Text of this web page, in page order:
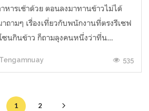
หารเช้าด้วย ตอนลงมาทานข้าวไม่ได้
ถามๆ เรื่องเที่ยวกับพนักงานที่ตรงรีเซฟ
ซนกินข้าว ก็ถามลุงคนหนึ่งว่าที่น...
535
1 2